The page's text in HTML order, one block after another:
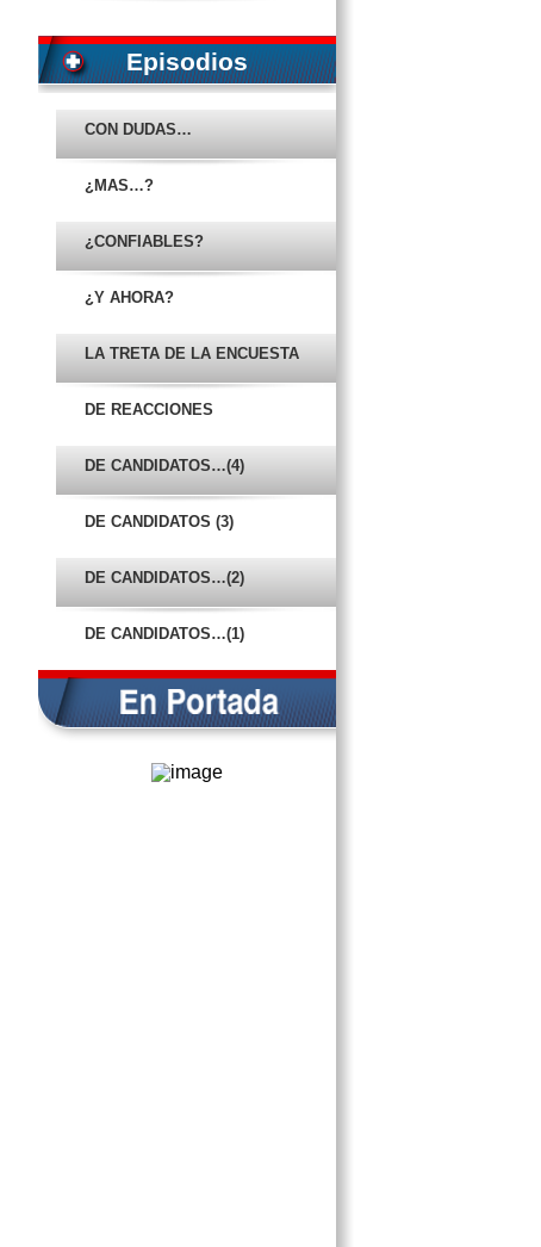
PERCANCE
EN PORTADA
MEDIDAS CONTRA EL ÉBOLA,
PROBLEMA SIGUE: SE
CONSIGNAN A MUJER POR
TRES ALCALDES VIOLAN LEY
CAMPECHE, SÉPTIMO EN
PIDE OPLECAM
EN PORTADA
FIRMAN CONVENIO IC Y
AUTORIDADES LLAMAN A
Episodios
CON DUDAS…
¿MÁS…?
¿CONFIABLES?
¿Y AHORA?
LA TRETA DE LA ENCUESTA
DE REACCIONES
DE CANDIDATOS…(4)
DE CANDIDATOS (3)
DE CANDIDATOS…(2)
DE CANDIDATOS…(1)